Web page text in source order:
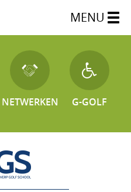
MENU
NETWERKEN G-GOLF